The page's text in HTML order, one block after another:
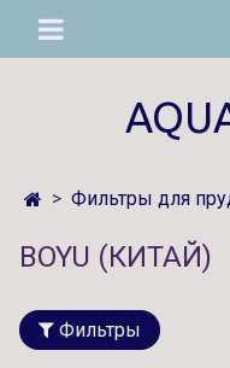
Фильтры для
BOYU (КИТАЙ)
Фильтры